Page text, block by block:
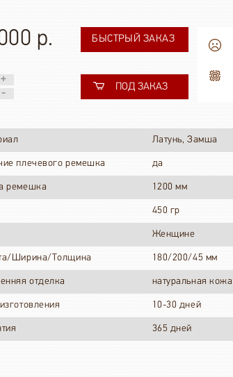
р. БЫСТРЫЙ ЗАКАЗ
ПОД ЗАКАЗ
Латунь, Замша
плечевого ремешка да
ремешка 1200 мм
450 гр
Женщине
Ширина/Толщина 180/200/45 мм
отделка натуральная кожа
10-30 дней
365 дней